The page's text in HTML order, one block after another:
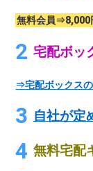
無料会員⇒8,000
宅配ボッ
⇒宅配ボックス
自社が定
無料宅配